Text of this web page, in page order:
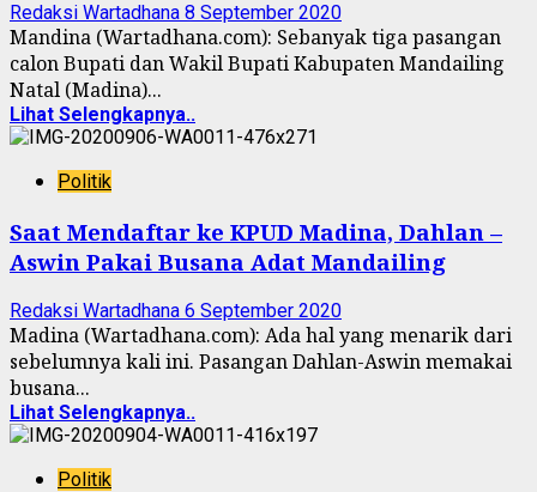
Redaksi Wartadhana 8 September 2020
Mandina (Wartadhana.com): Sebanyak tiga pasangan
calon Bupati dan Wakil Bupati Kabupaten Mandailing
Natal (Madina)...
Lihat Selengkapnya..
Politik
Saat Mendaftar ke KPUD Madina, Dahlan –
Aswin Pakai Busana Adat Mandailing
Redaksi Wartadhana 6 September 2020
Madina (Wartadhana.com): Ada hal yang menarik dari
sebelumnya kali ini. Pasangan Dahlan-Aswin memakai
busana...
Lihat Selengkapnya..
Politik